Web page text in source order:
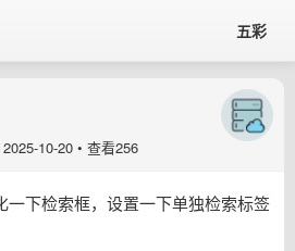
五彩
2025-10-20 • 查看256
一下检索框，设置一下单独检索标签